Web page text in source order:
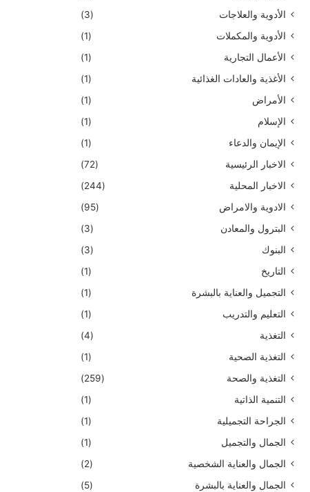
الأدوية والعلاجات
(3)
الأدوية والمكملات
(1)
الأعمال التجارية
(1)
الأغذية والعادات الغذائية
(1)
الأمراض
(1)
الإسلام
(1)
الإيمان والدعاء
(1)
الاخبار الرئيسية
(72)
الاخبار المحلية
(244)
الادوية والامراض
(95)
البترول والمعادن
(3)
البنوك
(3)
التاريخ
(1)
التجميل والعناية بالبشرة
(1)
التعليم والتدريب
(1)
التغذية
(4)
التغذية الصحية
(1)
التغذية والصحة
(259)
التنمية الذاتية
(1)
الجراحة التجميلية
(1)
الجمال والتجميل
(1)
الجمال والعناية الشخصية
(2)
الجمال والعناية بالبشرة
(5)